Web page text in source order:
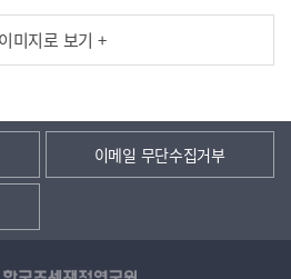
미지로 보기 +
이메일 무단수집거부